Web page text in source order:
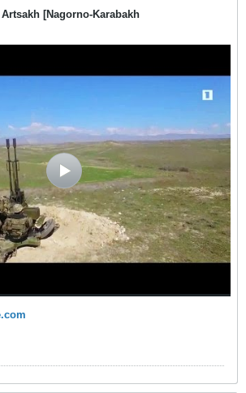
[Nagorno-Karabakh